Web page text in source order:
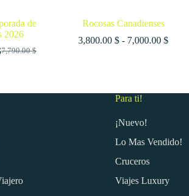
de
2026
7,790.00$
Rocosas Canadienses
3,800.00$ - 7,000.00$Rango
hasta
Para ti!
¡Nuevo!
Lo Mas Vendido!
Cruceros
Viajes Luxury